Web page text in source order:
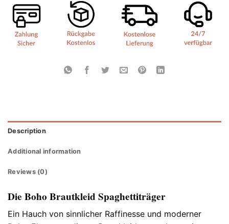
Description
Additional information
Reviews (0)
Die Boho Brautkleid Spaghettiträger
Ein Hauch von sinnlicher Raffinesse und moderner